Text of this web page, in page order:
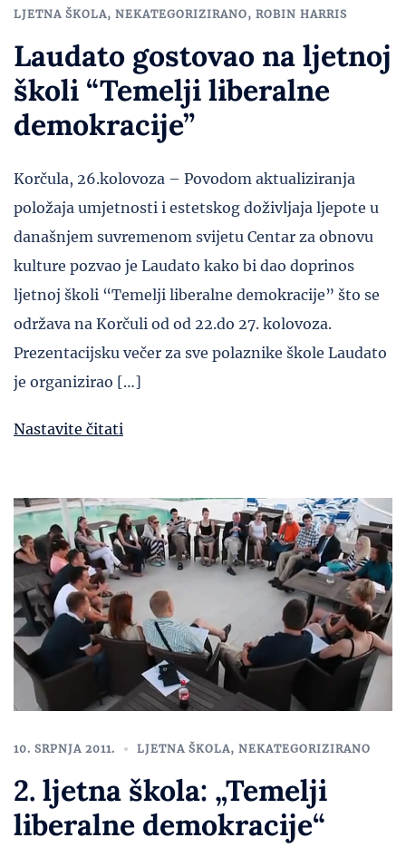
LJETNA ŠKOLA, NEKATEGORIZIRANO, ROBIN HARRIS
Laudato gostovao na ljetnoj
školi “Temelji liberalne
demokracije”
Korčula, 26.kolovoza – Povodom aktualiziranja
položaja umjetnosti i estetskog doživljaja ljepote u
današnjem suvremenom svijetu Centar za obnovu
kulture pozvao je Laudato kako bi dao doprinos
ljetnoj školi “Temelji liberalne demokracije” što se
održava na Korčuli od od 22.do 27. kolovoza.
Prezentacijsku večer za sve polaznike škole Laudato
je organizirao […]
Nastavite čitati
10. SRPNJA 2011. LJETNA ŠKOLA, NEKATEGORIZIRANO
2. ljetna škola: „Temelji
liberalne demokracije“